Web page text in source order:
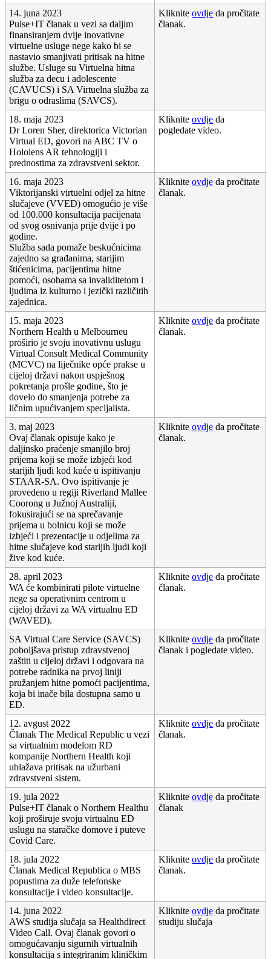
14. juna 2023
Pulse+IT članak u vezi sa daljim
finansiranjem dvije inovativne
virtuelne usluge nege kako bi se
nastavio smanjivati pritisak na hitne
službe. Usluge su Virtuelna hitna
služba za decu i adolescente
(CAVUCS) i SA Virtuelna služba za
brigu o odraslima (SAVCS).
Kliknite ovdje da pročitate
članak.
18. maja 2023
Dr Loren Sher, direktorica Victorian
Virtual ED, govori na ABC TV o
Hololens AR tehnologiji i
prednostima za zdravstveni sektor.
Kliknite ovdje da
pogledate video.
16. maja 2023
Viktorijanski virtuelni odjel za hitne
slučajeve (VVED) omogućio je više
od 100.000 konsultacija pacijenata
od svog osnivanja prije dvije i po
godine.
Služba sada pomaže beskućnicima
zajedno sa građanima, starijim
štićenicima, pacijentima hitne
pomoći, osobama sa invaliditetom i
ljudima iz kulturno i jezički različitih
zajednica.
Kliknite ovdje da pročitate
članak.
15. maja 2023
Northern Health u Melbourneu
proširio je svoju inovativnu uslugu
Virtual Consult Medical Community
(MCVC) na liječnike opće prakse u
cijeloj državi nakon uspješnog
pokretanja prošle godine, što je
dovelo do smanjenja potrebe za
ličnim upućivanjem specijalista.
Kliknite ovdje da pročitate
članak.
3. maj 2023
Ovaj članak opisuje kako je
daljinsko praćenje smanjilo broj
prijema koji se može izbjeći kod
starijih ljudi kod kuće u ispitivanju
STAAR-SA. Ovo ispitivanje je
provedeno u regiji Riverland Mallee
Coorong u Južnoj Australiji,
fokusirajući se na sprečavanje
prijema u bolnicu koji se može
izbjeći i prezentacije u odjelima za
hitne slučajeve kod starijih ljudi koji
žive kod kuće.
Kliknite ovdje da pročitate
članak.
28. april 2023
WA će kombinirati pilote virtuelne
nege sa operativnim centrom u
cijeloj državi za WA virtualnu ED
(WAVED).
Kliknite ovdje da pročitate
članak.
SA Virtual Care Service (SAVCS)
poboljšava pristup zdravstvenoj
zaštiti u cijeloj državi i odgovara na
potrebe radnika na prvoj liniji
pružanjem hitne pomoći pacijentima,
koja bi inače bila dostupna samo u
ED.
Kliknite ovdje da pročitate
članak i pogledate video.
12. avgust 2022
Članak The Medical Republic u vezi
sa virtualnim modelom RD
kompanije Northern Health koji
ublažava pritisak na užurbani
zdravstveni sistem.
Kliknite ovdje da pročitate
članak.
19. jula 2022
Pulse+IT članak o Northern Healthu
koji proširuje svoju virtualnu ED
uslugu na staračke domove i puteve
Covid Care.
Kliknite ovdje da pročitate
članak
18. jula 2022
Članak Medical Republica o MBS
popustima za duže telefonske
konsultacije i video konsultacije.
Kliknite ovdje da pročitate
članak.
14. juna 2022
AWS studija slučaja sa Healthdirect
Video Call. Ovaj članak govori o
omogućavanju sigurnih virtualnih
konsultacija s integriranim kliničkim
Kliknite ovdje da pročitate
studiju slučaja